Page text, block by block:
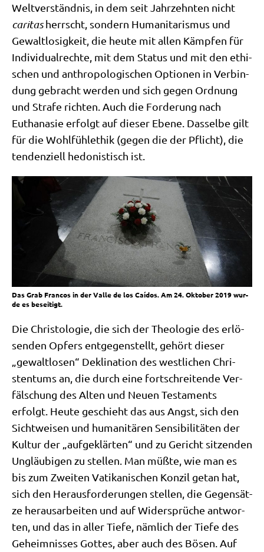
Welt­ver­ständ­nis, in dem seit Jahr­zehn­ten nicht
cari­tasherrscht, son­dern Huma­ni­ta­ris­mus und
Gewalt­lo­sig­keit, die heu­te mit allen Kämp­fen für
Indi­vi­du­al­rech­te, mit dem Sta­tus und mit den ethi­
schen und anthro­po­lo­gi­schen Optio­nen in Ver­bin­
dung gebracht wer­den und sich gegen Ord­nung
und Stra­fe rich­ten. Auch die For­de­rung nach
Eutha­na­sie erfolgt auf die­ser Ebe­ne. Das­sel­be gilt
für die Wohl­fühl­ethik (gegen die der Pflicht), die
ten­den­zi­ell hedo­ni­stisch ist.
Das Grab Fran­cos in der Val­le de los Caí­dos. Am 24. Okto­ber 2019 wur­
de es beseitigt.
Die Chri­sto­lo­gie, die sich der Theo­lo­gie des erlö­
sen­den Opfers ent­ge­gen­stellt, gehört die­ser
„gewalt­lo­sen“ Dekli­na­ti­on des west­li­chen Chri­
sten­tums an, die durch eine fort­schrei­ten­de Ver­
fäl­schung des Alten und Neu­en Testa­ments
erfolgt. Heu­te geschieht das aus Angst, sich den
Sicht­wei­sen und huma­ni­tä­ren Sen­si­bi­li­tä­ten der
Kul­tur der „auf­ge­klär­ten“ und zu Gericht sit­zen­den
Ungläu­bi­gen zu stel­len. Man müß­te, wie man es
bis zum Zwei­ten Vati­ka­ni­schen Kon­zil getan hat,
sich den Her­aus­for­de­run­gen stel­len, die Gegen­sät­
ze her­aus­ar­bei­ten und auf Wider­sprü­che ant­wor­
ten, und das in aller Tie­fe, näm­lich der Tie­fe des
Geheim­nis­ses Got­tes, aber auch des Bösen. Auf